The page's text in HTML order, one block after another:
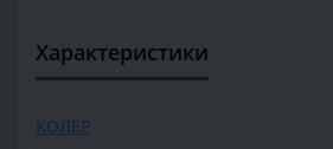
Характеристики
КОЛЕР